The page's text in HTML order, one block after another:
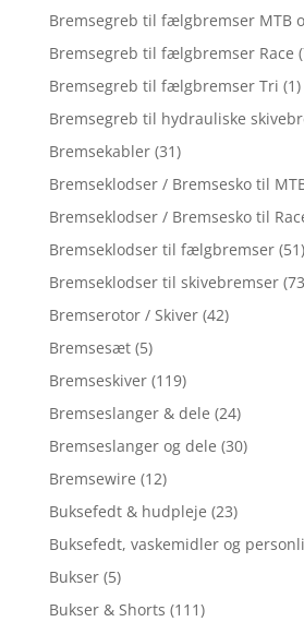
Bremsegreb til fælgbremser MTB
Bremsegreb til fælgbremser Race
Bremsegreb til fælgbremser Tri (1)
Bremsegreb til hydrauliske
Bremsekabler (31)
Bremseklodser / Bremsesko til
Bremseklodser / Bremsesko til
Bremseklodser til fælgbremser (51)
Bremseklodser til skivebremser
Bremserotor / Skiver (42)
Bremsesæt (5)
Bremseskiver (119)
Bremseslanger & dele (24)
Bremseslanger og dele (30)
Bremsewire (12)
Buksefedt & hudpleje (23)
Buksefedt, vaskemidler og
Bukser (5)
Bukser & Shorts (111)